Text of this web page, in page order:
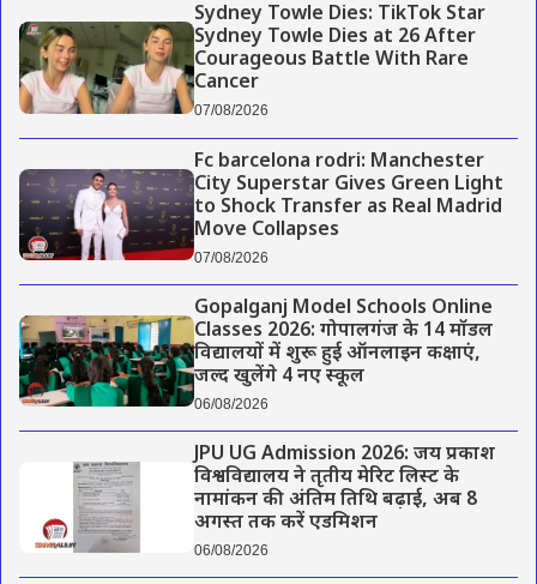
Sydney Towle Dies: TikTok Star
Sydney Towle Dies at 26 After
Courageous Battle With Rare
Cancer
07/08/2026
Fc barcelona rodri: Manchester
City Superstar Gives Green Light
to Shock Transfer as Real Madrid
Move Collapses
07/08/2026
Gopalganj Model Schools Online
Classes 2026: गोपालगंज के 14 मॉडल
विद्यालयों में शुरू हुई ऑनलाइन कक्षाएं,
जल्द खुलेंगे 4 नए स्कूल
06/08/2026
JPU UG Admission 2026: जय प्रकाश
विश्वविद्यालय ने तृतीय मेरिट लिस्ट के
नामांकन की अंतिम तिथि बढ़ाई, अब 8
अगस्त तक करें एडमिशन
06/08/2026